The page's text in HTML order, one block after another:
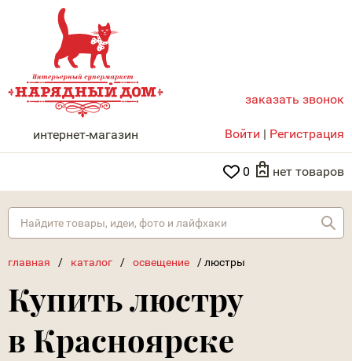
НАРЯДНЫЙ ДОМ
интернет-магазин
заказать звонок
Войти | Регистрация
0 нет товаров
главная / каталог / освещение /люстры
Купить люстру
в Красноярске